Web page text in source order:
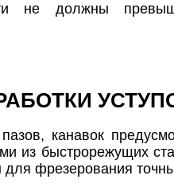
не должны
пазов, канавок
из быстрорежущих
фрезерования